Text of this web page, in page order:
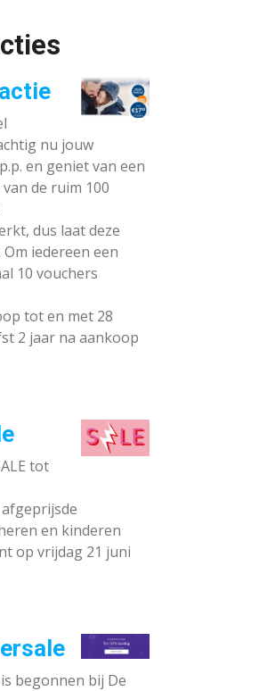
nu jouw
en geniet van een
de ruim 100
dus laat deze
iedereen een
10 vouchers
tot en met 28
2 jaar na aankoop
tot
en kinderen
op vrijdag 21 juni
begonnen bij De